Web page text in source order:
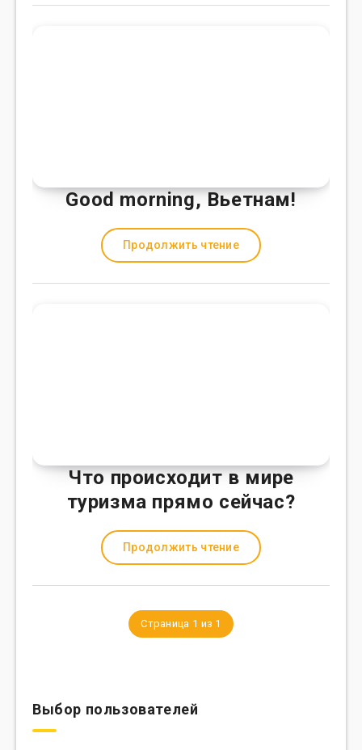
Good morning, Вьетнам!
Продолжить чтение
Что происходит в мире
туризма прямо сейчас?
Продолжить чтение
Страница 1 из 1
Выбор пользователей